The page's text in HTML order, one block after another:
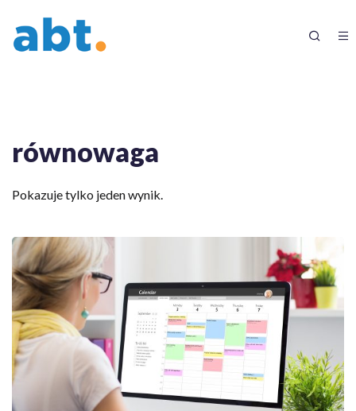
równowaga
Pokazuje tylko jeden wynik.